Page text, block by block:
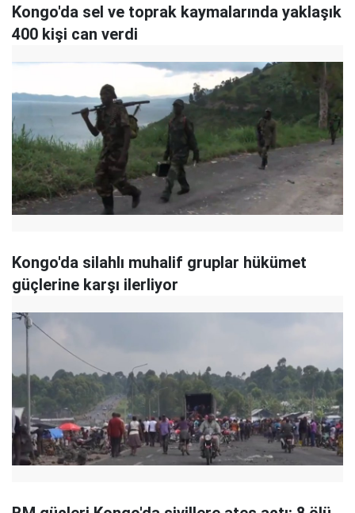
Kongo'da sel ve toprak kaymalarında yaklaşık
400 kişi can verdi
Kongo'da silahlı muhalif gruplar hükümet
güçlerine karşı ilerliyor